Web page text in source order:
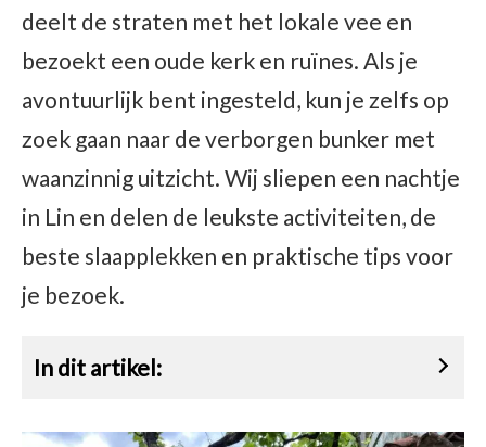
deelt de straten met het lokale vee en
bezoekt een oude kerk en ruïnes. Als je
avontuurlijk bent ingesteld, kun je zelfs op
zoek gaan naar de verborgen bunker met
waanzinnig uitzicht. Wij sliepen een nachtje
in Lin en delen de leukste activiteiten, de
beste slaapplekken en praktische tips voor
je bezoek.
In dit artikel: